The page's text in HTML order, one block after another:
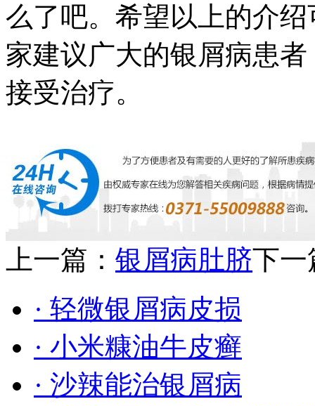
么了吧。希望以上的介
家建议广大的银屑病患
接受治疗。
上一篇： 银屑病肚脐下一
· 轻微银屑病皮损
· 小米糠油牛皮癣
· 沙辣能治银屑病